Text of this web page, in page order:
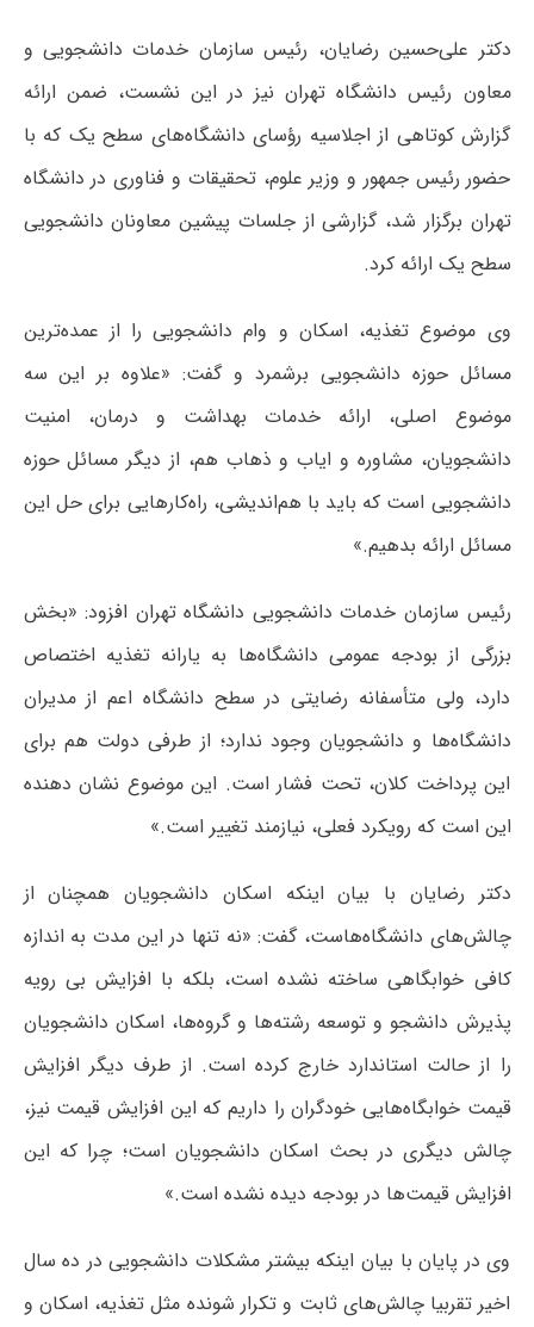
دکتر علی‌حسین رضایان، رئیس سازمان خدمات دانشجویی و
معاون رئیس دانشگاه تهران نیز در این نشست، ضمن ارائه
گزارش کوتاهی از اجلاسیه رؤسای دانشگاه‌های سطح یک که با
حضور رئیس جمهور و وزیر علوم، تحقیقات و فناوری در دانشگاه
تهران برگزار شد، گزارشی از جلسات پیشین معاونان دانشجویی
سطح یک ارائه کرد.
وی موضوع تغذیه، اسکان و وام دانشجویی را از عمده‌ترین
مسائل حوزه دانشجویی برشمرد و گفت: «علاوه بر این سه
موضوع اصلی، ارائه خدمات بهداشت و درمان، امنیت
دانشجویان، مشاوره و ایاب و ذهاب هم، از دیگر مسائل حوزه
دانشجویی است که باید با هم‌اندیشی، راه‌کارهایی برای حل این
مسائل ارائه بدهیم.»
رئیس سازمان خدمات دانشجویی دانشگاه تهران افزود: «بخش
بزرگی از بودجه عمومی دانشگاه‌ها به یارانه تغذیه اختصاص
دارد، ولی متأسفانه رضایتی در سطح دانشگاه اعم از مدیران
دانشگاه‌ها و دانشجویان وجود ندارد؛ از طرفی دولت هم برای
این پرداخت کلان، تحت فشار است. این موضوع نشان دهنده
این است که رویکرد فعلی، نیازمند تغییر است.»
دکتر رضایان با بیان اینکه اسکان دانشجویان همچنان از
چالش‌های دانشگاه‌هاست، گفت: «نه تنها در این مدت به اندازه
کافی خوابگاهی ساخته نشده است، بلکه با افزایش بی رویه
پذیرش دانشجو و توسعه رشته‌ها و گروه‌ها، اسکان دانشجویان
را از حالت استاندارد خارج کرده است. از طرف دیگر افزایش
قیمت خوابگاه‌هایی خودگران را داریم که این افزایش قیمت نیز،
چالش دیگری در بحث اسکان دانشجویان است؛ چرا که این
افزایش قیمت‌ها در بودجه دیده نشده است.»
وی در پایان با بیان اینکه بیشتر مشکلات دانشجویی در ده سال
اخیر تقربیا چالش‌های ثابت و تکرار شونده مثل تغذیه، اسکان و